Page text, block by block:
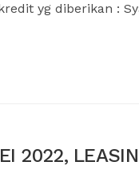
yg diberikan :
2022,